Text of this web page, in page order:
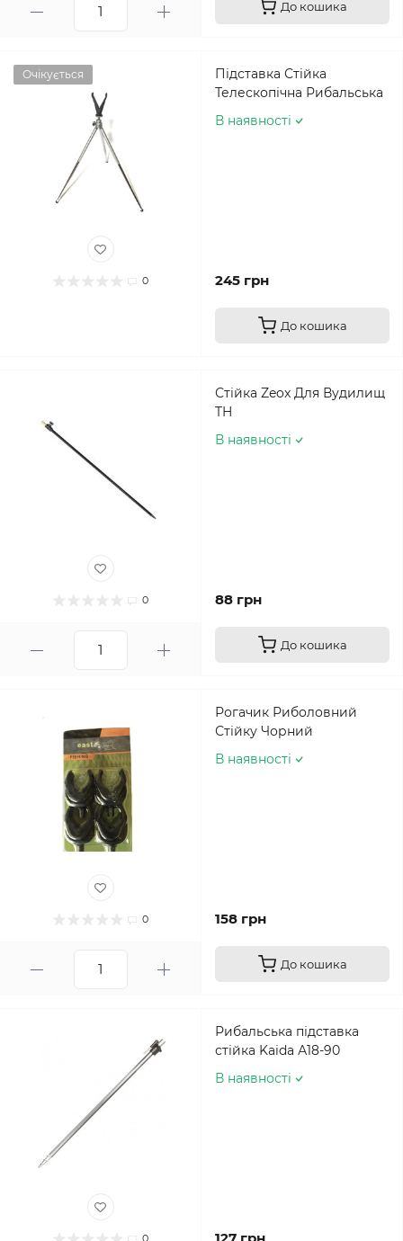
До кошика
Очікується
0
Підставка Стійка
Телескопічна Рибальська
В наявності
245 грн
До кошика
0
Стійка Zeox Для Вудилищ
TH
В наявності
88 грн
До кошика
0
Рогачик Риболовний
Стійку Чорний
В наявності
158 грн
До кошика
0
Рибальська підставка
стійка Kaida А18-90
В наявності